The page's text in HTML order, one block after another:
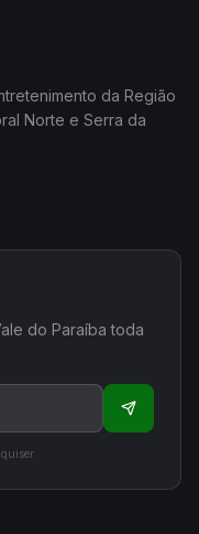
da Região
Norte e Serra da
do Paraíba toda